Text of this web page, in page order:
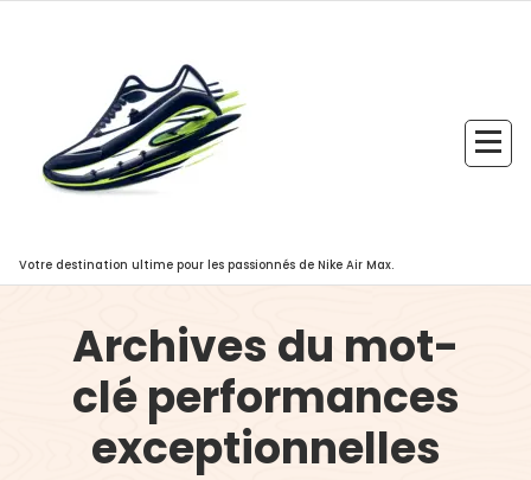
Votre destination ultime pour les passionnés de Nike Air Max.
Archives du mot-
clé performances
exceptionnelles